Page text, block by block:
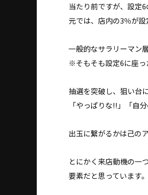
当たり前ですが、設定
元では、店内の3％が設
一般的なサラリーマン
※そもそも設定6に座っ
抽選を突破し、狙い台
「やっぱりな!!」「自
出玉に繋がるかは己の
とにかく来店動機の一つ
要素だと思っています。